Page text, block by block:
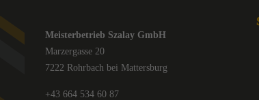
Meisterbetrieb Szalay GmbH
Marzergasse 20
7222 Rohrbach bei Mattersburg
+43 664 534 60 87